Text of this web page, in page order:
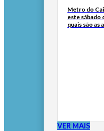
Metro do
este sábado
quais são as
VER MAIS